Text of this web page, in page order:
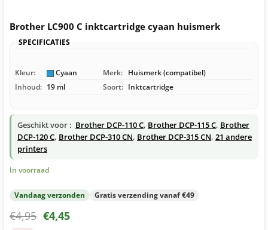
Brother LC900 C inktcartridge cyaan huismerk
SPECIFICATIES
Kleur: Cyaan Merk: Huismerk (compatibel)
Inhoud: 19 ml Soort: Inktcartridge
Geschikt voor : Brother DCP-110 C, Brother DCP-115 C, Brother
DCP-120 C, Brother DCP-310 CN, Brother DCP-315 CN, 21 andere
printers
In voorraad
Vandaag verzonden Gratis verzending vanaf €49
€4,95 €4,45